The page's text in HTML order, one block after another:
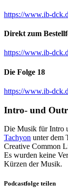
https://www.ib-
Direkt zum
https://www.ib-
Die Folge 18
https://www.ib-
Intro- und
Die Musik für Intro
Tachyon unter dem
Creative Common
Es wurden keine
Kürzen der Musik.
Podcastfolge teilen